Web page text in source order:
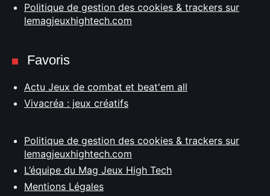
Politique de gestion des cookies & trackers sur
lemagjeuxhightech.com
Favoris
Actu Jeux de combat et beat'em all
Vivacréa : jeux créatifs
Politique de gestion des cookies & trackers sur
lemagjeuxhightech.com
L’équipe du Mag Jeux High Tech
Mentions Légales